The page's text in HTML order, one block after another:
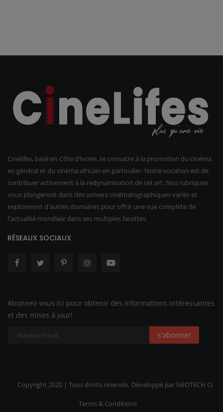
Cinelifes, basé en Côte d’Ivoire, se consacre à la promotion du cinéma
en général et du cinéma africain en particulier. Notre vocation est de
contribuer activement à la redynamisation de cet art. Nos rubriques
vous plongeront dans des univers cinématographiques variés et
exploreront d'autres domaines pour offrir une vue complète de
l'actualité mondiale dans ses multiples facettes.
RÉSEAUX SOCIAUX
Abonnez-vous ici pour obtenir des informations intéressantes
et des mises à jour!
s'abonner
Copyright 2020 | Tous droits réservés. Développé par NEOTECH CI
Terms & Conditions